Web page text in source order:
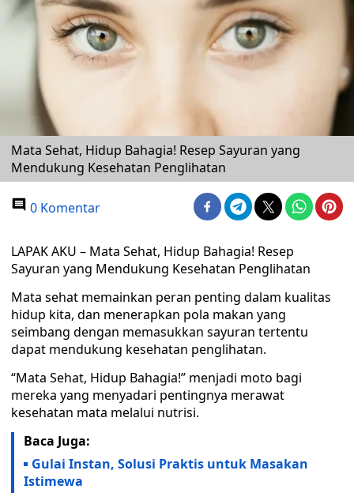
Mata Sehat, Hidup Bahagia! Resep Sayuran yang
Mendukung Kesehatan Penglihatan
0 Komentar
LAPAK AKU – Mata Sehat, Hidup Bahagia! Resep
Sayuran yang Mendukung Kesehatan Penglihatan
Mata sehat memainkan peran penting dalam kualitas
hidup kita, dan menerapkan pola makan yang
seimbang dengan memasukkan sayuran tertentu
dapat mendukung kesehatan penglihatan.
“Mata Sehat, Hidup Bahagia!” menjadi moto bagi
mereka yang menyadari pentingnya merawat
kesehatan mata melalui nutrisi.
Baca Juga:
Gulai Instan, Solusi Praktis untuk Masakan
Istimewa